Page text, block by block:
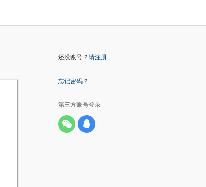
还没账号？ 请注册
忘记密码？
第三方账号登录